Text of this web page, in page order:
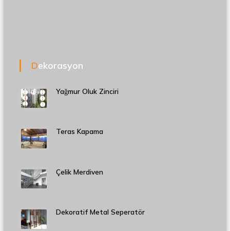
Dekorasyon
Yağmur Oluk Zinciri
Teras Kapama
Çelik Merdiven
Dekoratif Metal Seperatör